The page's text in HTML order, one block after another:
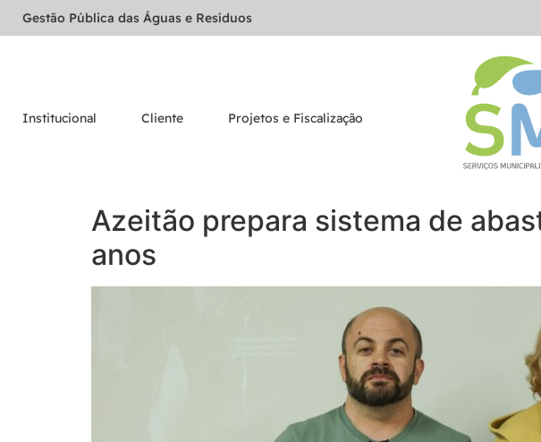
Gestão Pública das Águas e Resíduos
Institucional Cliente Projetos e Fiscalização
Azeitão prepara sistema de
anos